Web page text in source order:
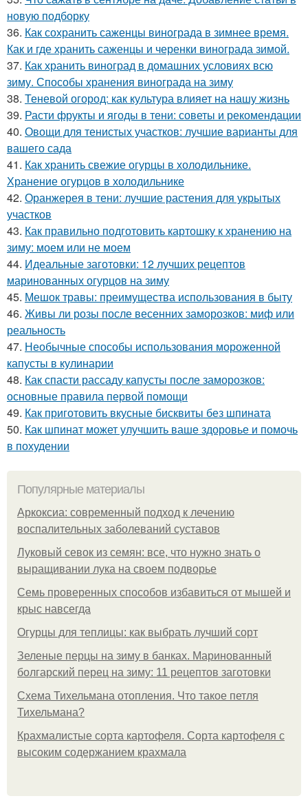
новую подборку
36. Как сохранить саженцы винограда в зимнее время.
Как и где хранить саженцы и черенки винограда зимой.
37. Как хранить виноград в домашних условиях всю
зиму. Способы хранения винограда на зиму
38. Теневой огород: как культура влияет на нашу жизнь
39. Расти фрукты и ягоды в тени: советы и рекомендации
40. Овощи для тенистых участков: лучшие варианты для
вашего сада
41. Как хранить свежие огурцы в холодильнике.
Хранение огурцов в холодильнике
42. Оранжерея в тени: лучшие растения для укрытых
участков
43. Как правильно подготовить картошку к хранению на
зиму: моем или не моем
44. Идеальные заготовки: 12 лучших рецептов
маринованных огурцов на зиму
45. Мешок травы: преимущества использования в быту
46. Живы ли розы после весенних заморозков: миф или
реальность
47. Необычные способы использования мороженной
капусты в кулинарии
48. Как спасти рассаду капусты после заморозков:
основные правила первой помощи
49. Как приготовить вкусные бисквиты без шпината
50. Как шпинат может улучшить ваше здоровье и помочь
в похудении
Популярные материалы
Аркоксиа: современный подход к лечению
воспалительных заболеваний суставов
Луковый севок из семян: все, что нужно знать о
выращивании лука на своем подворье
Семь проверенных способов избавиться от мышей и
крыс навсегда
Огурцы для теплицы: как выбрать лучший сорт
Зеленые перцы на зиму в банках. Маринованный
болгарский перец на зиму: 11 рецептов заготовки
Схема Тихельмана отопления. Что такое петля
Тихельмана?
Крахмалистые сорта картофеля. Сорта картофеля с
высоким содержанием крахмала